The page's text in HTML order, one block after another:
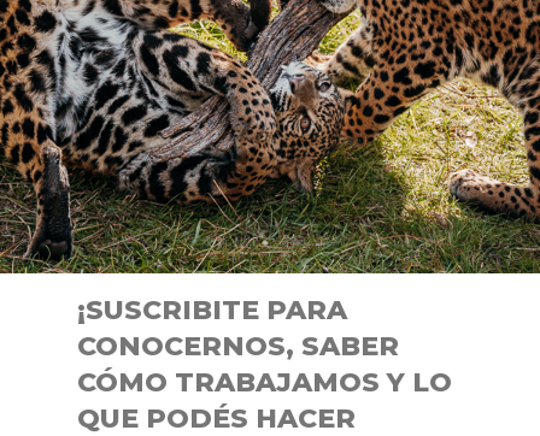
¡SUSCRIBITE PARA
CONOCERNOS, SABER
CÓMO TRABAJAMOS Y LO
QUE PODÉS HACER